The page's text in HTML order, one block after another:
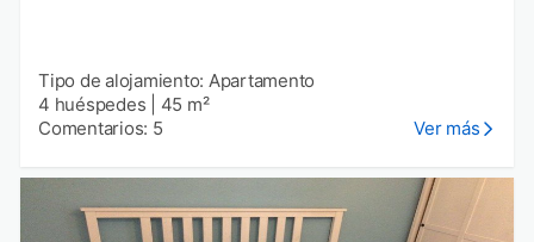
Tipo de alojamiento: Apartamento
4 huéspedes
45 m²
Comentarios: 5
Ver más